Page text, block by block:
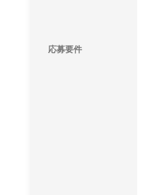
応募要件